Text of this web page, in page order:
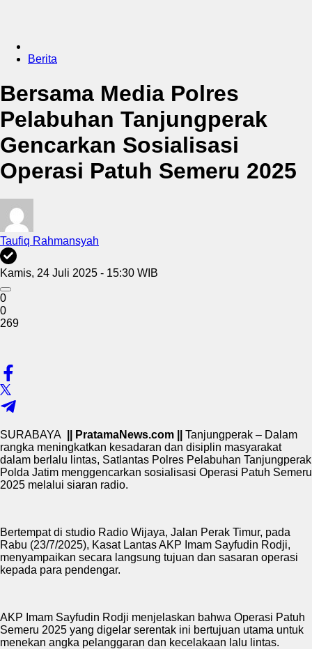
Berita
Bersama Media Polres
Pelabuhan Tanjungperak
Gencarkan Sosialisasi
Operasi Patuh Semeru 2025
Taufiq Rahmansyah
Kamis, 24 Juli 2025 - 15:30 WIB
0
0
269
SURABAYA || PratamaNews.com || Tanjungperak – Dalam
rangka meningkatkan kesadaran dan disiplin masyarakat
dalam berlalu lintas, Satlantas Polres Pelabuhan Tanjungperak
Polda Jatim menggencarkan sosialisasi Operasi Patuh Semeru
2025 melalui siaran radio.
Bertempat di studio Radio Wijaya, Jalan Perak Timur, pada
Rabu (23/7/2025), Kasat Lantas AKP Imam Sayfudin Rodji,
menyampaikan secara langsung tujuan dan sasaran operasi
kepada para pendengar.
AKP Imam Sayfudin Rodji menjelaskan bahwa Operasi Patuh
Semeru 2025 yang digelar serentak ini bertujuan utama untuk
menekan angka pelanggaran dan kecelakaan lalu lintas.